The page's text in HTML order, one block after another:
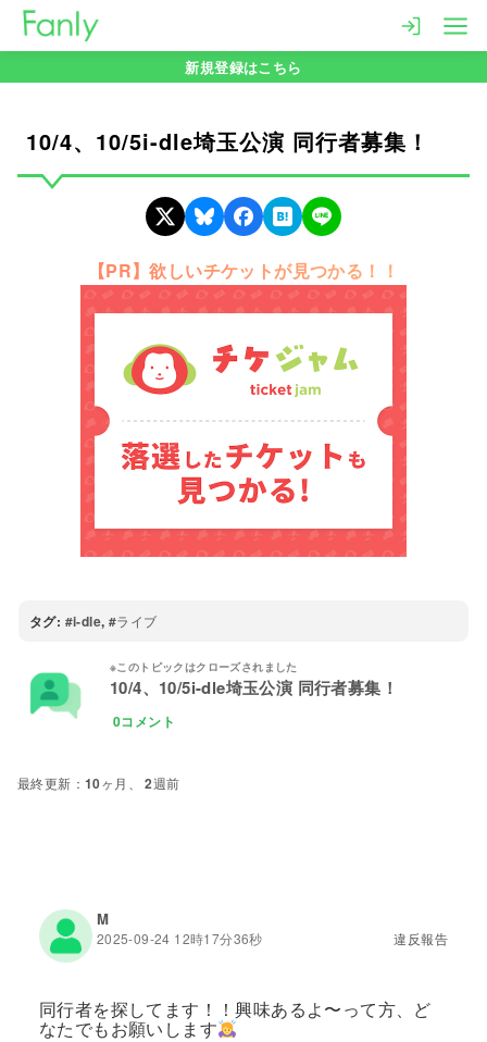
新規登録はこちら
10/4、10/5i-dle埼玉公演 同行者募集！
【PR】欲しいチケットが見つかる！！
タグ: i-dle, ライブ
10/4、10/5i-dle埼玉公演 同行者募集！
0コメント
10ヶ月、 2週前
M
2025-09-24 12時17分36秒 違反報告
同行者を探してます！！興味あるよ〜って方、ど
なたでもお願いします